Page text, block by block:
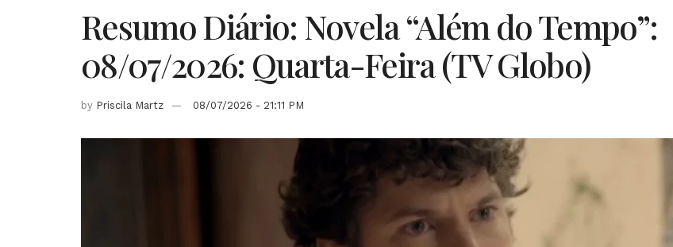
Resumo Diário: Novela “Além do Tempo”:
08/07/2026: Quarta-Feira (TV Globo)
by Priscila Martz 08/07/2026 - 21:11 PM